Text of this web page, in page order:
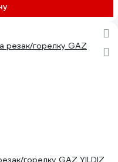
горелку GAZ YILDIZ